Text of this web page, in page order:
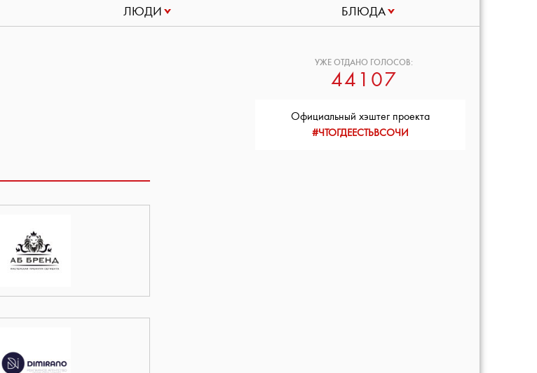
ЛЮДИ БЛЮДА
УЖЕ ОТДАНО ГОЛОСОВ:
44107
Официальный хэштег проекта
#ЧТОГДЕЕСТЬВСОЧИ